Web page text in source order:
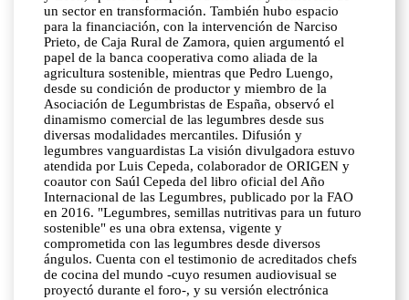
un sector en transformación. También hubo espacio
para la financiación, con la intervención de Narciso
Prieto, de Caja Rural de Zamora, quien argumentó el
papel de la banca cooperativa como aliada de la
agricultura sostenible, mientras que Pedro Luengo,
desde su condición de productor y miembro de la
Asociación de Legumbristas de España, observó el
dinamismo comercial de las legumbres desde sus
diversas modalidades mercantiles. Difusión y
legumbres vanguardistas La visión divulgadora estuvo
atendida por Luis Cepeda, colaborador de ORIGEN y
coautor con Saúl Cepeda del libro oficial del Año
Internacional de las Legumbres, publicado por la FAO
en 2016. "Legumbres, semillas nutritivas para un futuro
sostenible" es una obra extensa, vigente y
comprometida con las legumbres desde diversos
ángulos. Cuenta con el testimonio de acreditados chefs
de cocina del mundo -cuyo resumen audiovisual se
proyectó durante el foro-, y su versión electrónica